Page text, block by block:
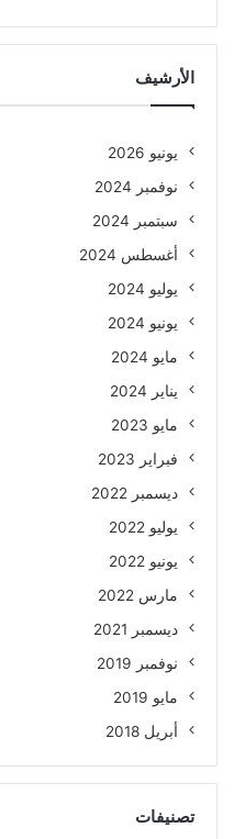
الأرشيف
يونيو 2026
نوفمبر 2024
سبتمبر 2024
أغسطس 2024
يوليو 2024
يونيو 2024
مايو 2024
يناير 2024
مايو 2023
فبراير 2023
ديسمبر 2022
يوليو 2022
يونيو 2022
مارس 2022
ديسمبر 2021
نوفمبر 2019
مايو 2019
أبريل 2018
تصنيفات